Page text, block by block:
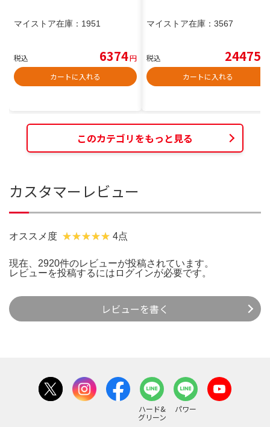
マイストア在庫： 1951
税込 6374円
カートに入れる
マイストア在庫： 3567
税込 24475
カートに入れる
このカテゴリをもっと見る
カスタマーレビュー
オススメ度 4点
現在、2920件のレビューが投稿されています。
レビューを投稿するには ログインが必要です。
レビューを書く
ハード&
グリーン
パワー